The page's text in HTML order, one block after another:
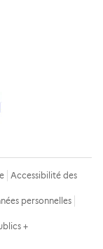
Accessibilité des
personnelles
+